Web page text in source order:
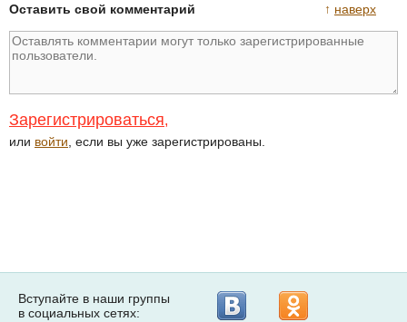
↑ наверх
Оставить свой комментарий
Зарегистрироваться,
или войти , если вы уже зарегистрированы.
Вступайте в наши группы
в социальных сетях: